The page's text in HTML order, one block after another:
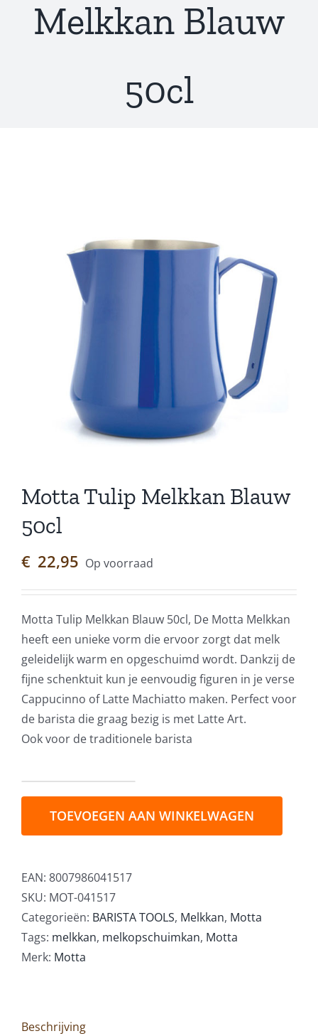
Melkkan Blauw
50cl
Motta Tulip Melkkan Blauw
50cl
€ 22,95 Op voorraad
Motta Tulip Melkkan Blauw 50cl, De Motta Melkkan
heeft een unieke vorm die ervoor zorgt dat melk
geleidelijk warm en opgeschuimd wordt. Dankzij de
fijne schenktuit kun je eenvoudig figuren in je verse
Cappucinno of Latte Machiatto maken. Perfect voor
de barista die graag bezig is met Latte Art.
Ook voor de traditionele barista
Tulip
50cl
aantal
TOEVOEGEN AAN WINKELWAGEN
EAN: 8007986041517
SKU: MOT-041517
Categorieën: BARISTA TOOLS, Melkkan, Motta
Tags: melkkan, melkopschuimkan, Motta
Merk: Motta
Beschrijving